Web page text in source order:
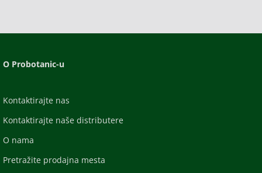
O Probotanic-u
Kontaktirajte nas
Kontaktirajte naše distributere
O nama
Pretražite prodajna mesta